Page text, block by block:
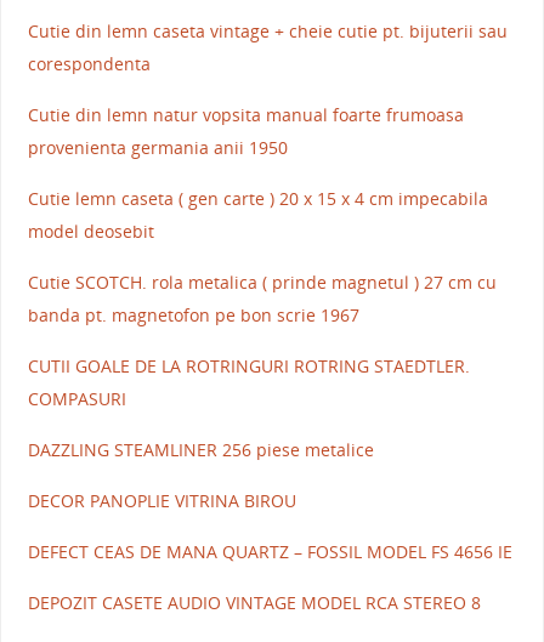
Cutie din lemn caseta vintage + cheie cutie pt. bijuterii sau
corespondenta
Cutie din lemn natur vopsita manual foarte frumoasa
provenienta germania anii 1950
Cutie lemn caseta ( gen carte ) 20 x 15 x 4 cm impecabila
model deosebit
Cutie SCOTCH. rola metalica ( prinde magnetul ) 27 cm cu
banda pt. magnetofon pe bon scrie 1967
CUTII GOALE DE LA ROTRINGURI ROTRING STAEDTLER.
COMPASURI
DAZZLING STEAMLINER 256 piese metalice
DECOR PANOPLIE VITRINA BIROU
DEFECT CEAS DE MANA QUARTZ – FOSSIL MODEL FS 4656 IE
DEPOZIT CASETE AUDIO VINTAGE MODEL RCA STEREO 8